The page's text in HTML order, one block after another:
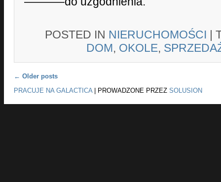
POSTED IN NIERUCHOMOŚCI
DOM, OKOLE,
Post navigation
← Older posts
PRACUJE NA GALACTICA
PROWADZONE PRZEZ SOLUSION